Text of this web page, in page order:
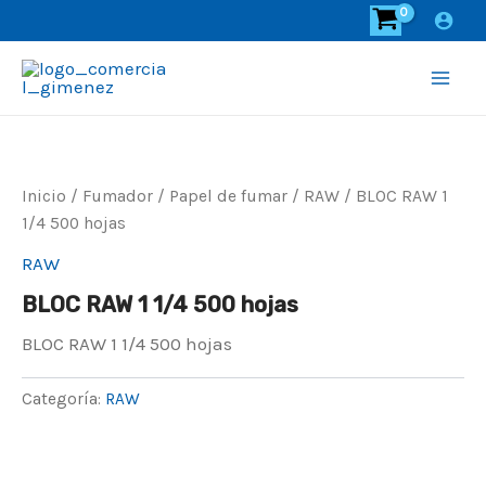
al
contenido
Inicio / Fumador / Papel de fumar / RAW / BLOC RAW 1
1/4 500 hojas
RAW
BLOC RAW 1 1/4 500 hojas
BLOC RAW 1 1/4 500 hojas
Categoría: RAW